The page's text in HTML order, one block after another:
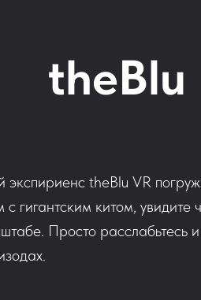
theBlu
theBlu VR
гигантским китом, увидите
Просто